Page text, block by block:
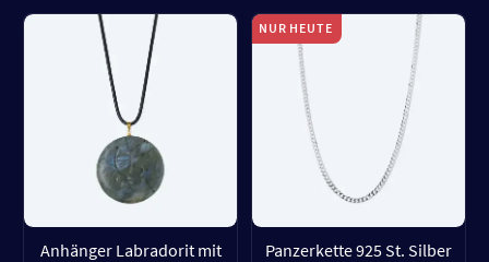
Anhänger Labradorit mit
NUR HEUTE
Panzerkette 925 St. Silber